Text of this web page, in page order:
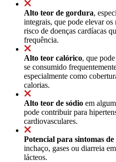
Alto teor de gordura,
integrais, que pode elevar
risco de doenças cardíacas
frequência.
Alto teor calórico, que
se consumido
especialmente como
calorias.
Alto teor de sódio em
pode contribuir para
cardiovasculares.
Potencial para sintomas
inchaço, gases ou diarreia
lácteos.